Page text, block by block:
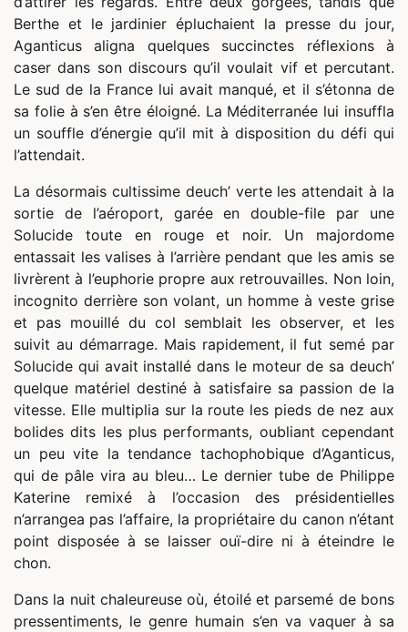
Berthe et le jardinier épluchaient la presse du jour,
Aganticus aligna quelques succinctes réflexions à
caser dans son discours qu’il voulait vif et percutant.
Le sud de la France lui avait manqué, et il s’étonna de
sa folie à s’en être éloigné. La Méditerranée lui insuffla
un souffle d’énergie qu’il mit à disposition du défi qui
l’attendait.
La désormais cultissime deuch’ verte les attendait à la
sortie de l’aéroport, garée en double-file par une
Solucide toute en rouge et noir. Un majordome
entassait les valises à l’arrière pendant que les amis se
livrèrent à l’euphorie propre aux retrouvailles. Non loin,
incognito derrière son volant, un homme à veste grise
et pas mouillé du col semblait les observer, et les
suivit au démarrage. Mais rapidement, il fut semé par
Solucide qui avait installé dans le moteur de sa deuch’
quelque matériel destiné à satisfaire sa passion de la
vitesse. Elle multiplia sur la route les pieds de nez aux
bolides dits les plus performants, oubliant cependant
un peu vite la tendance tachophobique d’Aganticus,
qui de pâle vira au bleu… Le dernier tube de Philippe
Katerine remixé à l’occasion des présidentielles
n’arrangea pas l’affaire, la propriétaire du canon n’étant
point disposée à se laisser ouï-dire ni à éteindre le
chon.
Dans la nuit chaleureuse où, étoilé et parsemé de bons
pressentiments, le genre humain s’en va vaquer à sa